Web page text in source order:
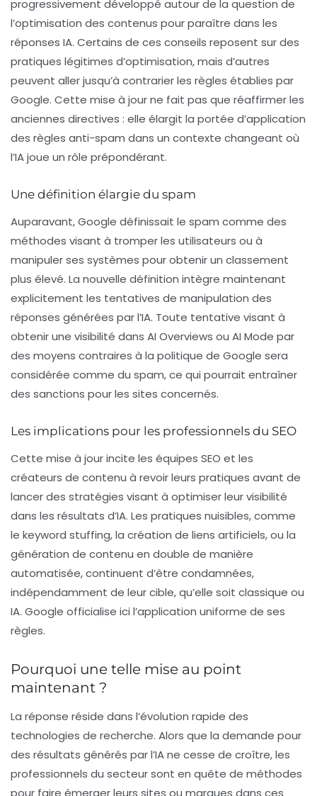
progressivement développé autour de la question de
l’optimisation des contenus pour paraître dans les
réponses IA. Certains de ces conseils reposent sur des
pratiques légitimes d’optimisation, mais d’autres
peuvent aller jusqu’à contrarier les règles établies par
Google. Cette mise à jour ne fait pas que réaffirmer les
anciennes directives : elle élargit la portée d’application
des règles anti-spam dans un contexte changeant où
l’IA joue un rôle prépondérant.
Une définition élargie du spam
Auparavant, Google définissait le spam comme des
méthodes visant à tromper les utilisateurs ou à
manipuler ses systèmes pour obtenir un classement
plus élevé. La nouvelle définition intègre maintenant
explicitement les tentatives de manipulation des
réponses générées par l’IA. Toute tentative visant à
obtenir une visibilité dans AI Overviews ou AI Mode par
des moyens contraires à la politique de Google sera
considérée comme du spam, ce qui pourrait entraîner
des sanctions pour les sites concernés.
Les implications pour les professionnels du SEO
Cette mise à jour incite les équipes SEO et les
créateurs de contenu à revoir leurs pratiques avant de
lancer des stratégies visant à optimiser leur visibilité
dans les résultats d’IA. Les pratiques nuisibles, comme
le keyword stuffing, la création de liens artificiels, ou la
génération de contenu en double de manière
automatisée, continuent d’être condamnées,
indépendamment de leur cible, qu’elle soit classique ou
IA. Google officialise ici l’application uniforme de ses
règles.
Pourquoi une telle mise au point
maintenant ?
La réponse réside dans l’évolution rapide des
technologies de recherche. Alors que la demande pour
des résultats générés par l’IA ne cesse de croître, les
professionnels du secteur sont en quête de méthodes
pour faire émerger leurs sites ou marques dans ces